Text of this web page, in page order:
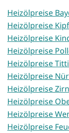
Heizölpreise
Heizölpreise
Heizölpreise
Heizölpreise
Heizölpreise
Heizölpreise
Heizölpreise
Heizölpreise
Heizölpreise
Heizölpreise